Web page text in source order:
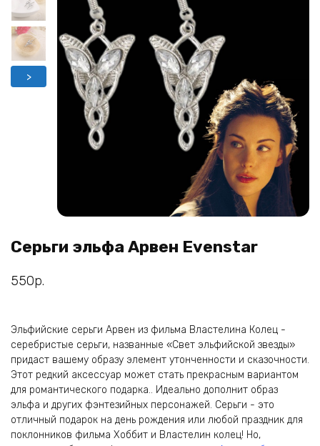
>
Серьги эльфа Арвен Evenstar
550р.
Эльфийские серьги Арвен из фильма Властелина Колец -
серебристые серьги, названные «Свет эльфийской звезды»
придаст вашему образу элемент утонченности и сказочности.
Этот редкий аксессуар может стать прекрасным вариантом
для романтического подарка.. Идеально дополнит образ
эльфа и других фэнтезийных персонажей. Серьги - это
отличный подарок на день рождения или любой праздник для
поклонников фильма Хоббит и Властелин колец! Но,